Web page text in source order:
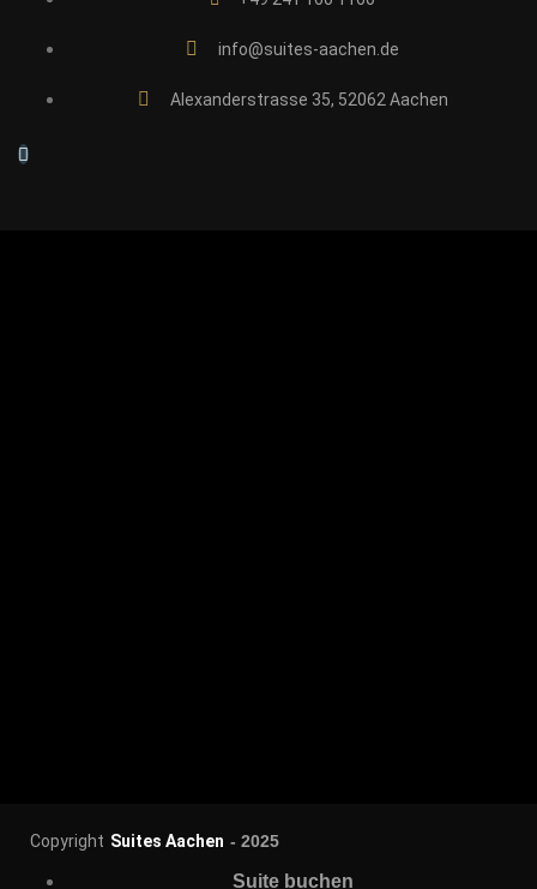
info@suites-aachen.de
Alexanderstrasse 35, 52062 Aachen
Copyright Suites Aachen - 2025
Suite buchen